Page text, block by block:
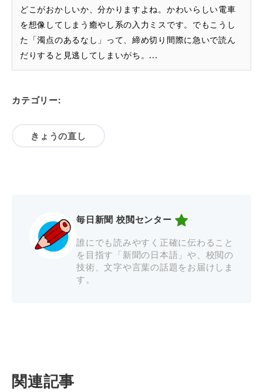
どこがおかしいか、分かりますよね。かわいらしい電車
を想像してしまう癒やし系の入力ミスです。でもこうし
た「濁点のあるなし」って、締め切り間際に急いで読ん
だりすると見逃してしまいがち。...
カテゴリー:
きょうの直し
毎日新聞 校閲センター
誰にでも読みやすく正確に伝わること
を目指す「新聞の日本語」や、校閲の
技術、文字や言葉の話題をお届けしま
す。
関連記事